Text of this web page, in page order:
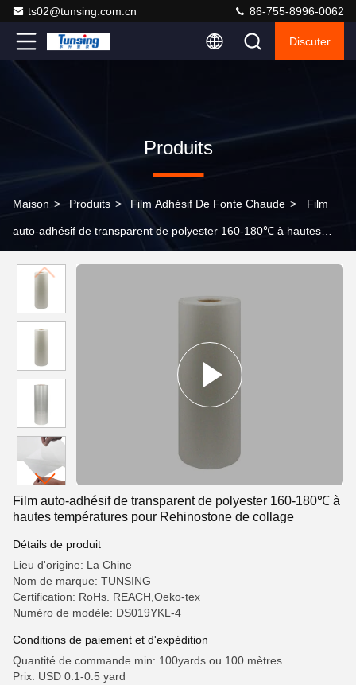
ts02@tunsing.com.cn 86-755-8996-0062
Discuter
Produits
Maison > Produits > Film Adhésif De Fonte Chaude > Film
auto-adhésif de transparent de polyester 160-180℃ à hautes
Film auto-adhésif de transparent de polyester 160-180℃ à
hautes températures pour Rehinostone de collage
Détails de produit
Lieu d'origine: La Chine
Nom de marque: TUNSING
Certification: RoHs. REACH,Oeko-tex
Numéro de modèle: DS019YKL-4
Conditions de paiement et d'expédition
Quantité de commande min: 100yards ou 100 mètres
Prix: USD 0.1-0.5 yard